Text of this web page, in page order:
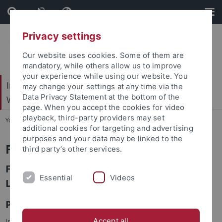
Skip
to
content
Skip
to
footer
Internationales Zentrum für Ethik in den
Wissenschaften (IZEW)
You are here: Startseite ... Forum Privatheit
Forum Privatheit
Forum Privatheit und selbstbestimmtes
Leben in der Digitalen Welt
Projektinhalt
Privacy settings
Our website uses cookies. Some of them are
mandatory, while others allow us to improve
your experience while using our website. You
may change your settings at any time via the
Data Privacy Statement at the bottom of the
page. When you accept the cookies for video
playback, third-party providers may set
additional cookies for targeting and advertising
purposes and your data may be linked to the
third party’s other services.
Essential Videos